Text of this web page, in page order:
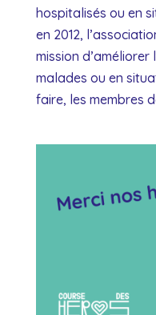
hospitalisés ou en
en 2012,
mission
malades ou en
faire, les membres